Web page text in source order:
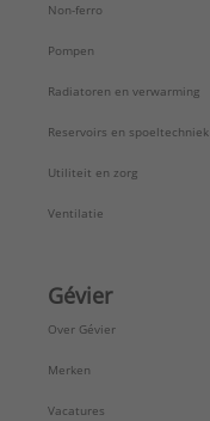
Non-ferro
Pompen
Radiatoren en verwarming
Reservoirs en spoeltechniek
Utiliteit en zorg
Ventilatie
Gévier
Over Gévier
Merken
Vacatures